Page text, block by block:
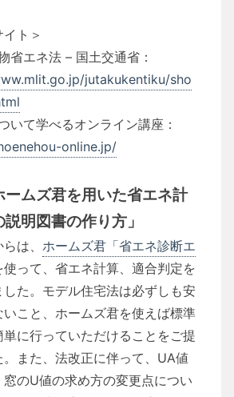
ト＞
省エネ法 – 国土交通省：
jutakukentiku/sho
いて学べるオンライン講座：
online.jp/
ムズ君を用いた省エネ計
明図書の作り方」
は、 ホームズ君「省エネ診断エ
使って、省エネ計算、適合判定を
した。モデル住宅法は必ずしも安
こと、ホームズ君を使えば標準
に行っていただけることをご提
また、法改正に伴って、UA値
のU値の求め方の変更点につい